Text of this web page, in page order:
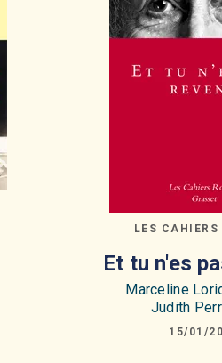
LES CAHIERS
Et tu n'es
Marceline
Judith
15/01/